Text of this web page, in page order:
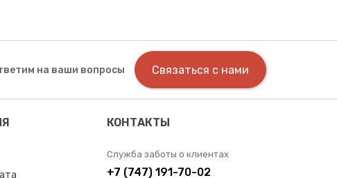
на ваши вопросы Связаться с нами
КОНТАКТЫ
Служба заботы о клиентах
+7 (747) 191-70-02